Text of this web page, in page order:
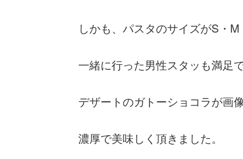
しかも、パスタのサイズがS・
一緒に行った男性スタッも満足で
デザートのガトーショコラが画
濃厚で美味しく頂きました。